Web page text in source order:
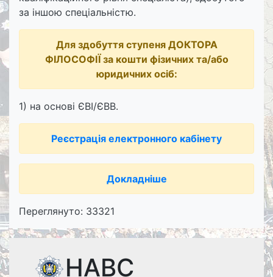
за іншою спеціальністю.
Для здобуття ступеня ДОКТОРА
ФІЛОСОФІЇ за кошти фізичних та/або
юридичних осіб:
1) на основі ЄВІ/ЄВВ.
Реєстрація електронного кабінету
Докладніше
Переглянуто: 33321
НАВС